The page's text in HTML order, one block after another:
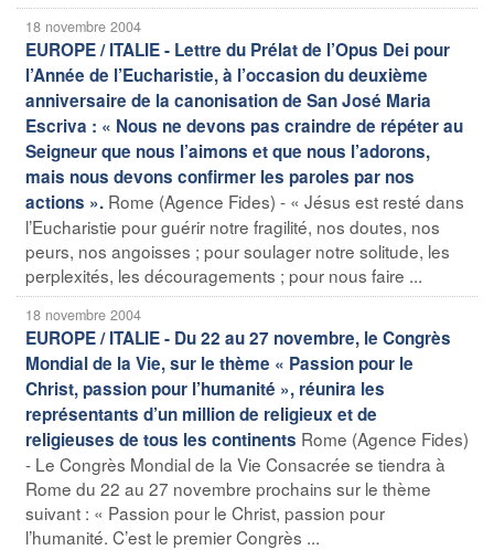
18 novembre 2004
EUROPE / ITALIE - Lettre du Prélat de l’Opus Dei pour
l’Année de l’Eucharistie, à l’occasion du deuxième
anniversaire de la canonisation de San José Maria
Escriva : « Nous ne devons pas craindre de répéter au
Seigneur que nous l’aimons et que nous l’adorons,
mais nous devons confirmer les paroles par nos
actions ». Rome (Agence Fides) - « Jésus est resté dans
l’Eucharistie pour guérir notre fragilité, nos doutes, nos
peurs, nos angoisses ; pour soulager notre solitude, les
perplexités, les découragements ; pour nous faire ...
18 novembre 2004
EUROPE / ITALIE - Du 22 au 27 novembre, le Congrès
Mondial de la Vie, sur le thème « Passion pour le
Christ, passion pour l’humanité », réunira les
représentants d’un million de religieux et de
religieuses de tous les continents Rome (Agence Fides)
- Le Congrès Mondial de la Vie Consacrée se tiendra à
Rome du 22 au 27 novembre prochains sur le thème
suivant : « Passion pour le Christ, passion pour
l’humanité. C’est le premier Congrès ...